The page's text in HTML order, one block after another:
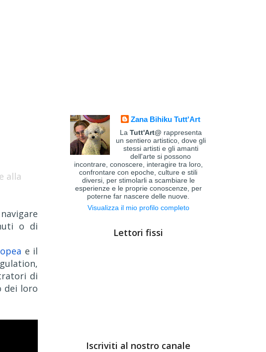
alla
o di
e il
di
dei loro
Zana Bihiku Tutt'Art
La Tutt'Art@ rappresenta
un sentiero artistico, dove gli
stessi artisti e gli amanti
dell'arte si possono
incontrare, conoscere, interagire tra loro,
confrontare con epoche, culture e stili
diversi, per stimolarli a scambiare le
esperienze e le proprie conoscenze, per
poterne far nascere delle nuove.
Visualizza il mio profilo completo
Lettori fissi
Iscriviti al nostro canale